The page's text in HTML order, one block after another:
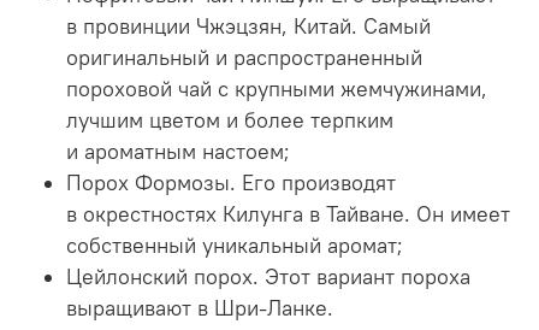
в провинции Чжэцзян, Китай. Самый
оригинальный и распространенный
пороховой чай с крупными жемчужинами,
лучшим цветом и более терпким
и ароматным настоем;
Порох Формозы. Его производят
в окрестностях Килунга в Тайване. Он имеет
собственный уникальный аромат;
Цейлонский порох. Этот вариант пороха
выращивают в Шри-Ланке.